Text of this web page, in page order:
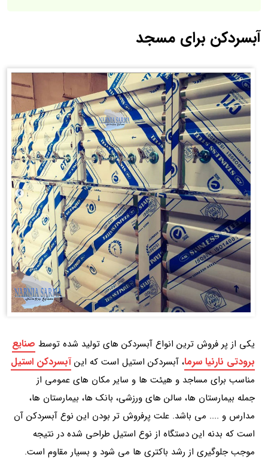
آبسردکن برای مسجد
یکی از پر فروش ترین انواع آبسردکن های تولید شده توسط صنایع
برودتی نارنیا سرما، آبسردکن استیل است که اینآبسردکن استیل
مناسب برای مساجد و هیئت ها و سایر مکان های عمومی از
جمله بیمارستان ها، سالن های ورزشی، بانک ها، بیمارستان ها،
مدارس و .... می باشد. علت پرفروش تر بودن این نوع آبسردکن آن
است که بدنه این دستگاه از نوع استیل طراحی شده در نتیجه
موجب جلوگیری از رشد باکتری ها می شود و بسیار مقاوم است.